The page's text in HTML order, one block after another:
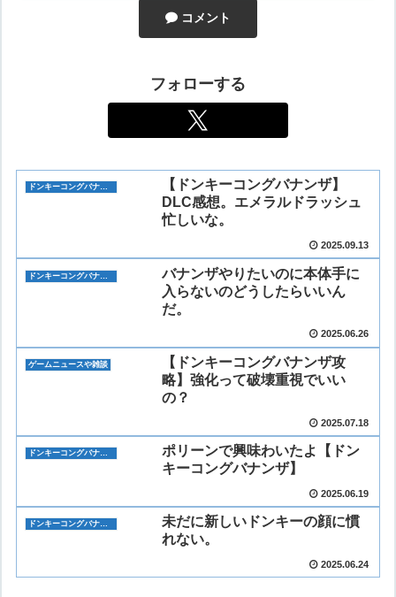
コメント
フォローする
ドンキーコングバナンザ
【ドンキーコングバナンザ】
DLC感想。エメラルドラッシュ
忙しいな。
2025.09.13
ドンキーコングバナンザ
バナンザやりたいのに本体手に
入らないのどうしたらいいん
だ。
2025.06.26
ゲームニュースや雑談
【ドンキーコングバナンザ攻
略】強化って破壊重視でいい
の？
2025.07.18
ドンキーコングバナンザ
ポリーンで興味わいたよ【ドン
キーコングバナンザ】
2025.06.19
ドンキーコングバナンザ
未だに新しいドンキーの顔に慣
れない。
2025.06.24